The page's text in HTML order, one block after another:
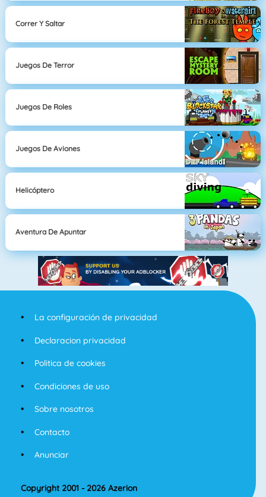
Correr Y Saltar
Juegos De Terror
Juegos De Roles
Juegos De Aviones
Helicóptero
Aventura De Apuntar
La configuración de privacidad
Declaracion privacidad
Politica de cookies
Condiciones de uso
Sobre nosotros
Contacto
Anunciar
Copyright 2001 - 2026 Azerion